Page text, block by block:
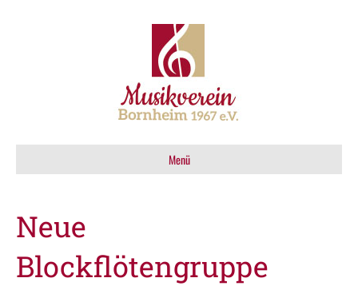
Menü
Neue
Blockflötengruppe